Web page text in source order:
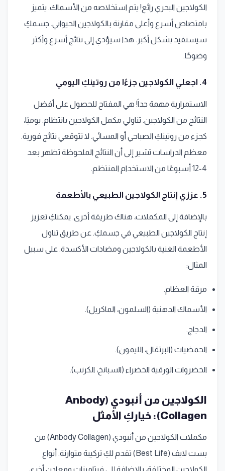
الكولاجين البحري رائع! يتم استخلاصه من الأسماك. يتميز
بامتصاص أسرع وأعلى مقارنة بالكولاجين الحيواني. جسمكِ
سيستفيد بشكل أكبر. هذا سيؤدي إلى نتائج أسرع وأكثر
وضوحًا.
4. اجعلي الكولاجين جزءًا من روتينكِ اليومي
الاستمرارية مهمة جداً! هي المفتاح للحصول على أفضل
النتائج من الكولاجين. تناولي مكمل الكولاجين بانتظام. يوميًا،
كجزء من روتينكِ الصباحي أو المسائي. لا تتوقعي نتائج فورية.
معظم الدراسات تشير إلى أن النتائج الملحوظة تظهر بعد
4-12 أسبوعًا من الاستخدام المنتظم.
5. عززي إنتاج الكولاجين الطبيعي بالأطعمة
بالإضافة إلى المكملات، هناك طريقة أخرى. يمكنكِ تعزيز
إنتاج الكولاجين الطبيعي في جسمكِ. عن طريق تناول
الأطعمة الغنية بالكولاجين ومضادات الأكسدة. على سبيل
المثال:
مرقة العظام.
الأسماك الدهنية (السلمون، الماكريل).
الدجاج.
الحمضيات (البرتقال، الليمون).
الخضروات الورقية الخضراء (السبانخ، الكرنب).
الكولاجين من أنبودي (Anbody
Collagen): خياركِ الأمثل
مكملات الكولاجين من أنبودي (Anbody Collagen) من
بست لايف (Best Life) تقدم لكِ تركيبة متوازنة. أنواع